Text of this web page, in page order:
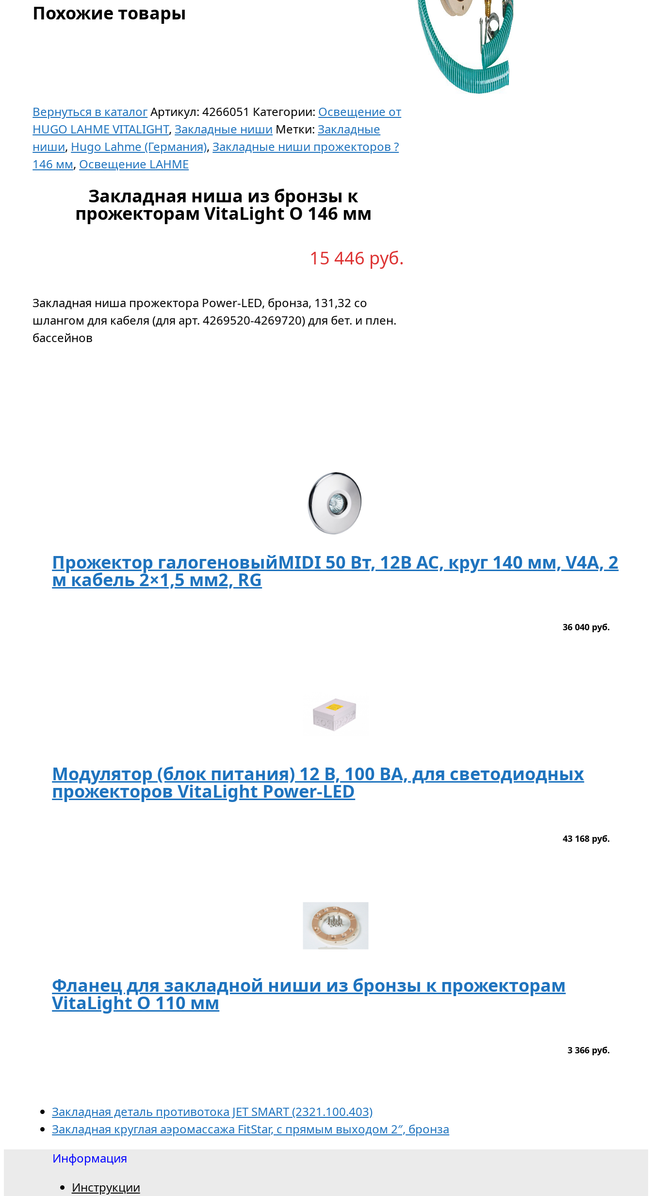
Вернуться в каталогАртикул:4266051 Категории: Освещение от
HUGO LAHME VITALIGHT, Закладные ниши Метки: Закладные
ниши, Hugo Lahme (Германия), Закладные ниши прожекторов ?
146 мм, Освещение LAHME
Закладная ниша из бронзы к
прожекторам VitaLight O 146 мм
15 446 руб.
Закладная ниша прожектора Power-LED, бронза, 131,32 со
шлангом для кабеля (для арт. 4269520-4269720) для бет. и плен.
бассейнов
Похожие товары
Прожектор галогеновыйMIDI 50 Вт, 12В AC, круг 140 мм, V4A, 2
м кабель 2×1,5 мм2, RG
36 040 руб.
Модулятор (блок питания) 12 В, 100 ВА, для светодиодных
прожекторов VitaLight Power-LED
43 168 руб.
Фланец для закладной ниши из бронзы к прожекторам
VitaLight O 110 мм
3 366 руб.
Закладная деталь противотока JET SMART (2321.100.403)
Закладная круглая аэромассажа FitStar, с прямым выходом 2″, бронза
Информация
Инструкции